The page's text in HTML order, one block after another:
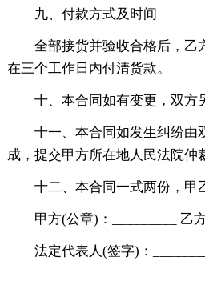
九、付款方式及时间
全部接货并验收合格后，乙
在三个工作日内付清货款。
十、本合同如有变更，双方
十一、本合同如发生纠纷由
成，提交甲方所在地人民法院仲
十二、本合同一式两份，甲
甲方(公章)：_________ 乙
法定代表人(签字)：